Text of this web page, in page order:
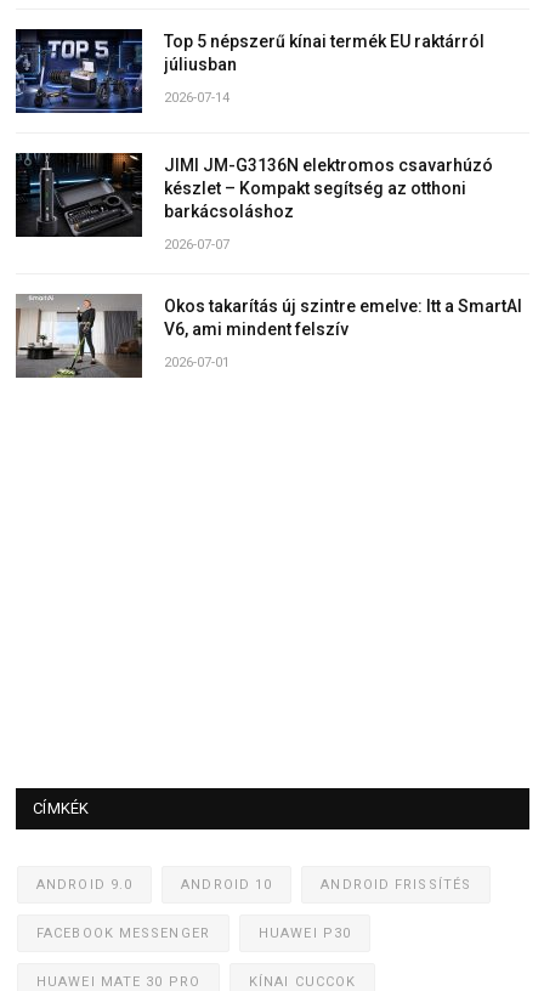
Top 5 népszerű kínai termék EU raktárról
júliusban
2026-07-14
JIMI JM-G3136N elektromos csavarhúzó
készlet – Kompakt segítség az otthoni
barkácsoláshoz
2026-07-07
Okos takarítás új szintre emelve: Itt a SmartAI
V6, ami mindent felszív
2026-07-01
CÍMKÉK
ANDROID 9.0 ANDROID 10 ANDROID FRISSÍTÉS
FACEBOOK MESSENGER HUAWEI P30
HUAWEI MATE 30 PRO KÍNAI CUCCOK